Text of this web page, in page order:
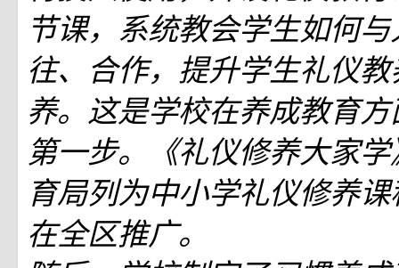
节课，系统教会学生如何
往、合作，提升学生礼仪
养。这是学校在养成教育
第一步。《礼仪修养大家
育局列为中小学礼仪修养
在全区推广。